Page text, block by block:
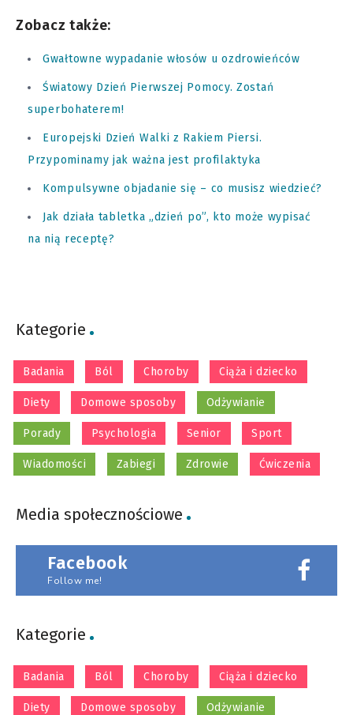
Zobacz także:
Gwałtowne wypadanie włosów u ozdrowieńców
Światowy Dzień Pierwszej Pomocy. Zostań
superbohaterem!
Europejski Dzień Walki z Rakiem Piersi.
Przypominamy jak ważna jest profilaktyka
Kompulsywne objadanie się – co musisz wiedzieć?
Jak działa tabletka „dzień po”, kto może wypisać
na nią receptę?
Kategorie
Badania Ból Choroby Ciąża i dziecko
Diety Domowe sposoby Odżywianie
Porady Psychologia Senior Sport
Wiadomości Zabiegi Zdrowie Ćwiczenia
Media społecznościowe
Facebook
Follow me!
Kategorie
Badania Ból Choroby Ciąża i dziecko
Diety Domowe sposoby Odżywianie